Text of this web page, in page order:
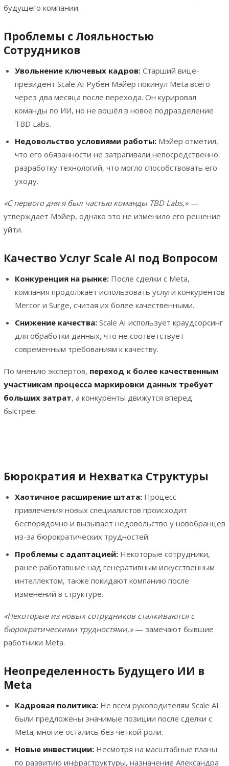
будущего компании.
Проблемы с Лояльностью
Сотрудников
Увольнение ключевых кадров:Старший вице-
президент Scale AI Рубен Мэйер покинул Meta всего
через два месяца после перехода. Он курировал
команды по ИИ, но не вошёл в новое подразделение
TBD Labs.
Недовольство условиями работы:Мэйер отметил,
что его обязанности не затрагивали непосредственно
разработку технологий, что могло способствовать его
уходу.
«С первого дня я был частью команды TBD Labs,»—
утверждает Мэйер, однако это не изменило его решение
уйти.
Качество Услуг Scale AI под Вопросом
Конкуренция на рынке:После сделки с Meta,
компания продолжает использовать услуги конкурентов
Mercor и Surge, считая их более качественными.
Снижение качества:Scale AI использует краудсорсинг
для обработки данных, что не соответствует
современным требованиям к качеству.
По мнению экспертов, переход к более качественным
участникам процесса маркировки данных требует
больших затрат, а конкуренты движутся вперед
быстрее.
Бюрократия и Нехватка Структуры
Хаотичное расширение штата:Процесс
привлечения новых специалистов происходит
беспорядочно и вызывает недовольство у новобранцев
из-за бюрократических трудностей.
Проблемы с адаптацией:Некоторые сотрудники,
ранее работавшие над генеративным искусственным
интеллектом, также покидают компанию после
изменений в структуре.
«Некоторые из новых сотрудников сталкиваются с
бюрократическими трудностями,»— замечают бывшие
работники Meta.
Неопределенность Будущего ИИ в
Meta
Кадровая политика:Не всем руководителям Scale AI
были предложены значимые позиции после сделки с
Meta; многие остались без четкой роли.
Новые инвестиции:Несмотря на масштабные планы
по развитию инфраструктуры, назначение Александра